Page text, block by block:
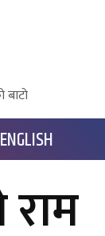
ENGLISH